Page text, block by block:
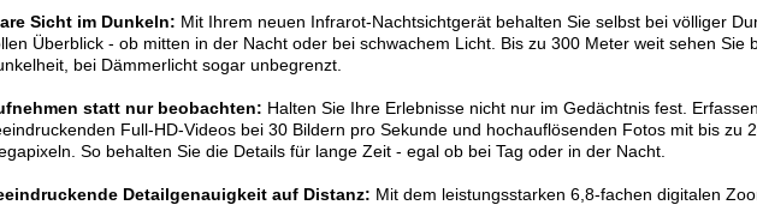
Sicht im Dunkeln: Mit Ihrem neuen Infrarot-Nachtsichtgerät behalten Sie selbst bei völliger
Überblick - ob mitten in der Nacht oder bei schwachem Licht. Bis zu 300 Meter weit sehen Sie
bei Dämmerlicht sogar unbegrenzt.
statt nur beobachten: Halten Sie Ihre Erlebnisse nicht nur im Gedächtnis fest.
Full-HD-Videos bei 30 Bildern pro Sekunde und hochauflösenden Fotos mit bis zu
So behalten Sie die Details für lange Zeit - egal ob bei Tag oder in der Nacht.
Detailgenauigkeit auf Distanz: Mit dem leistungsstarken 6,8-fachen digitalen